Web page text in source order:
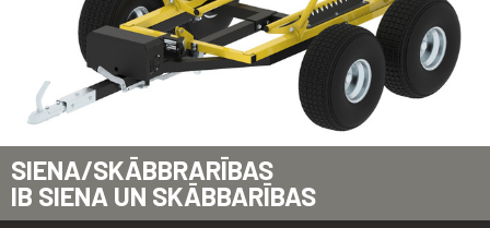
SIENA/SKĀBBRARĪBAS
IB SIENA UN SKĀBBARĪBAS